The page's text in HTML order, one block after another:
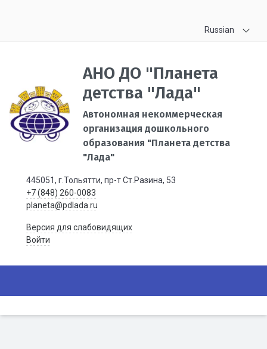
Russian
АНО ДО "Планета
детства "Лада"
Автономная некоммерческая
организация дошкольного
образования "Планета детства
"Лада"
445051, г.Тольятти, пр-т Ст.Разина, 53
+7 (848) 260-0083
planeta@pdlada.ru
Версия для слабовидящих
Войти